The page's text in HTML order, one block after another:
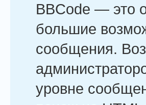
BBCode — это
большие
сообщения.
уровне